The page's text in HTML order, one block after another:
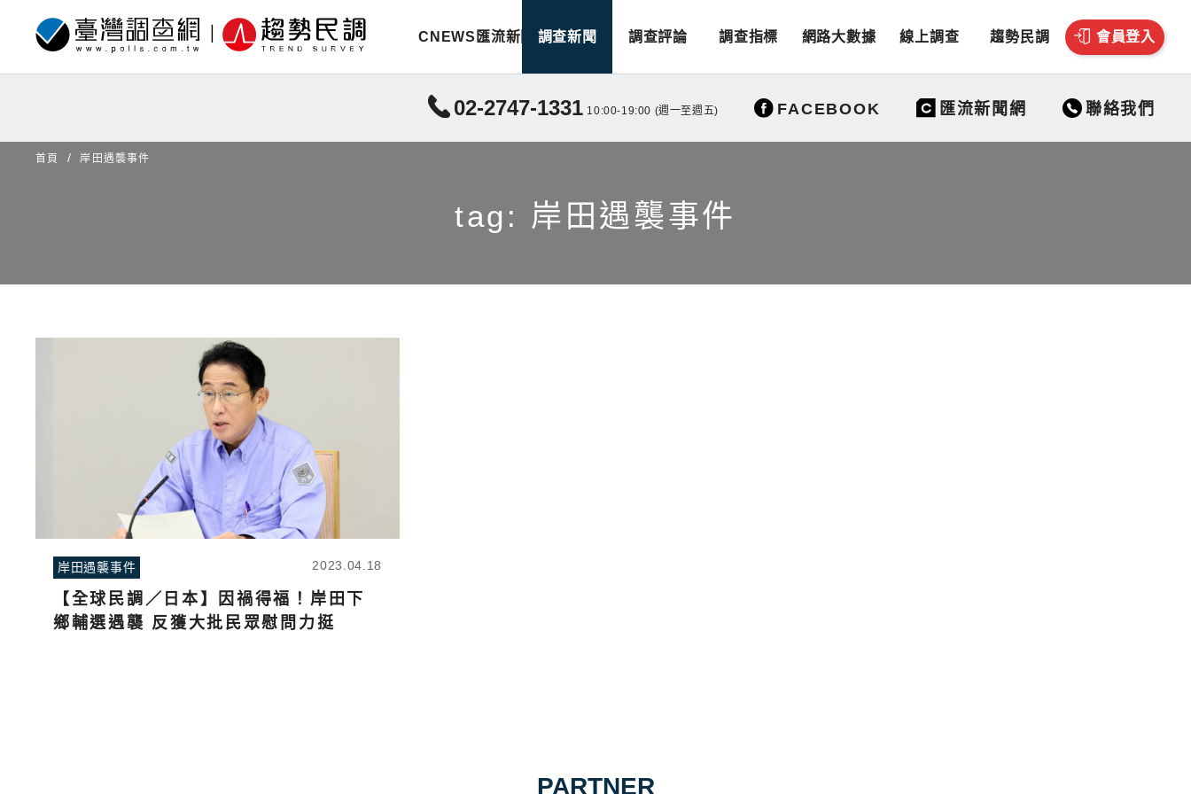
CNEWS匯流新聞 調查新聞 調查評論 調查指標 網路大數據 線上調查 趨勢民調 會員登入
02-2747-1331 10:00-19:00 (週一至週五) FACEBOOK 匯流新聞網 聯絡我們
首頁 岸田遇襲事件
tag: 岸田遇襲事件
岸田遇襲事件 2023.04.18
【全球民調／日本】因禍得福！岸田下
鄉輔選遇襲 反獲大批民眾慰問力挺
PARTNER